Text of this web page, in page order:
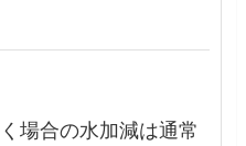
場合の水加減は通常